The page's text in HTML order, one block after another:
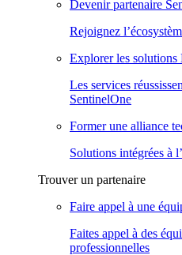
Devenir partenaire
Rejoignez
Explorer les solutions
Les services
SentinelOne
Former une alliance
Solutions intégrées à
Trouver un partenaire
Faire appel à une
Faites appel à des
professionnelles